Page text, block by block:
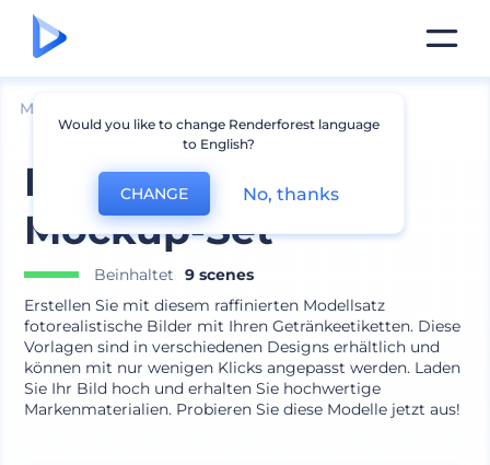
Mockups
Markengetränk
Mockup-Set
Beinhaltet
9 scenes
Erstellen Sie mit diesem raffinierten Modellsatz
fotorealistische Bilder mit Ihren Getränkeetiketten. Diese
Vorlagen sind in verschiedenen Designs erhältlich und
können mit nur wenigen Klicks angepasst werden. Laden
Sie Ihr Bild hoch und erhalten Sie hochwertige
Markenmaterialien. Probieren Sie diese Modelle jetzt aus!
Would you like to change Renderforest language
to English?
CHANGE No, thanks